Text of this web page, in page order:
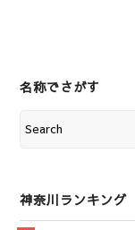
名称でさがす
神奈川ランキング